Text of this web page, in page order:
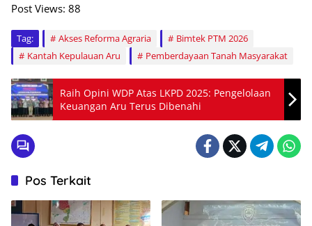
Post Views: 88
Tag: Akses Reforma Agraria
Bimtek PTM 2026
Kantah Kepulauan Aru
Pemberdayaan Tanah Masyarakat
Raih Opini WDP Atas LKPD 2025: Pengelolaan
Keuangan Aru Terus Dibenahi
Pos Terkait